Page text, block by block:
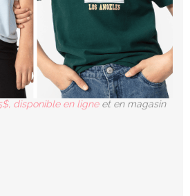
disponible en ligneet en magasin